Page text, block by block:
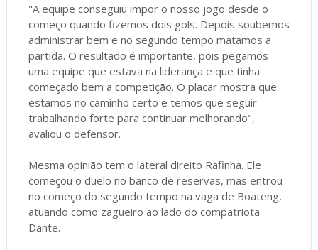
"A equipe conseguiu impor o nosso jogo desde o
começo quando fizemos dois gols. Depois soubemos
administrar bem e no segundo tempo matamos a
partida. O resultado é importante, pois pegamos
uma equipe que estava na liderança e que tinha
começado bem a competição. O placar mostra que
estamos no caminho certo e temos que seguir
trabalhando forte para continuar melhorando",
avaliou o defensor.
Mesma opinião tem o lateral direito Rafinha. Ele
começou o duelo no banco de reservas, mas entrou
no começo do segundo tempo na vaga de Boateng,
atuando como zagueiro ao lado do compatriota
Dante.